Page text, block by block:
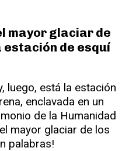
mayor glaciar de
estación de esquí
luego, está la estación
enclavada en un
de la Humanidad
mayor glaciar de los
palabras!